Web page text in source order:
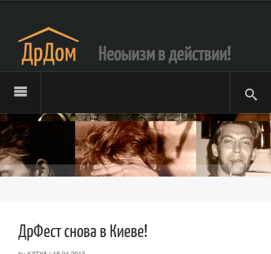
Неоыизм в действии!
ДрФест снова в Киеве!